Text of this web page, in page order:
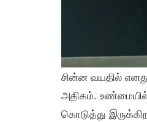
சின்ன வயதில்
அதிகம்.
கொடுத்து